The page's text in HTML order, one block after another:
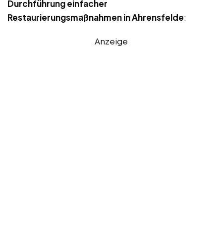
Durchführung einfacher
Restaurierungsmaßnahmen in Ahrensfelde:
Anzeige